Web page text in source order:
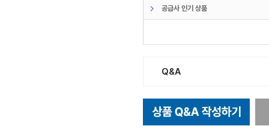
공급사 인기 상품
Q&A